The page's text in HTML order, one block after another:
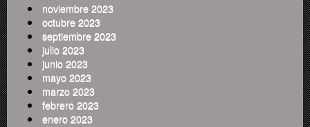
noviembre 2023
octubre 2023
septiembre 2023
julio 2023
junio 2023
mayo 2023
marzo 2023
febrero 2023
enero 2023